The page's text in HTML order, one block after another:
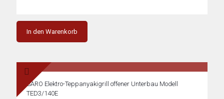
In den Warenkorb
SARO Elektro-Teppanyakigrill offener Unterbau Modell
TED3/140E